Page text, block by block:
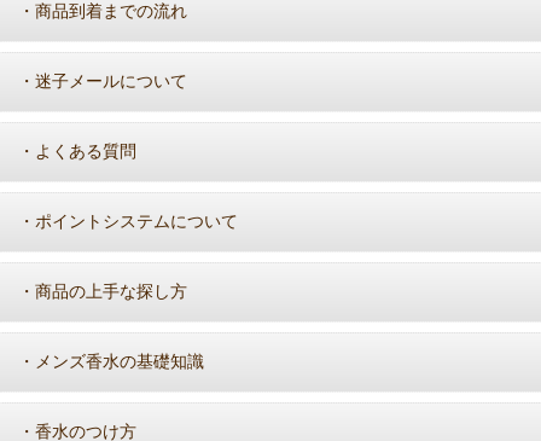
・ 商品到着までの流れ
・ 迷子メールについて
・ よくある質問
・ ポイントシステムについて
・ 商品の上手な探し方
・ メンズ香水の基礎知識
・ 香水のつけ方